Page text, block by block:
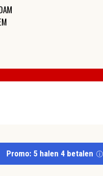
Promo: 5 halen 4 betalen ⓘ